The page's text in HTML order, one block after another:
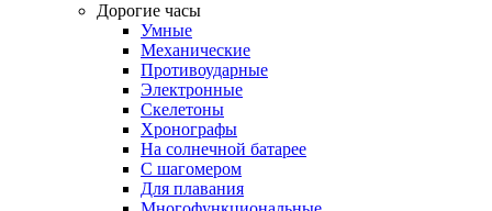
Дорогие часы
Умные
Механические
Противоударные
Электронные
Скелетоны
Хронографы
На солнечной батарее
С шагомером
Для плавания